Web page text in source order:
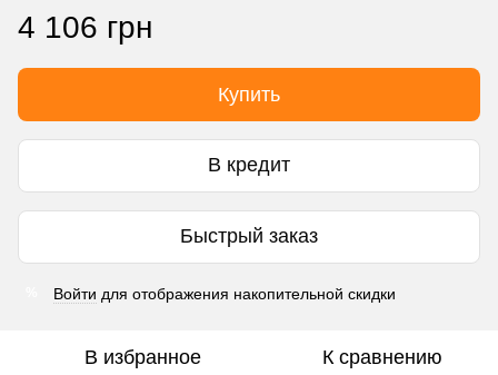
4 106 грн
Купить
В кредит
Быстрый заказ
Войти для отображения накопительной скидки
В избранное К сравнению